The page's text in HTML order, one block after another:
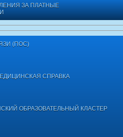
ЗА ПЛАТНЫЕ
(ПОС)
СПРАВКА
ОБРАЗОВАТЕЛЬНЫЙ КЛАСТЕР